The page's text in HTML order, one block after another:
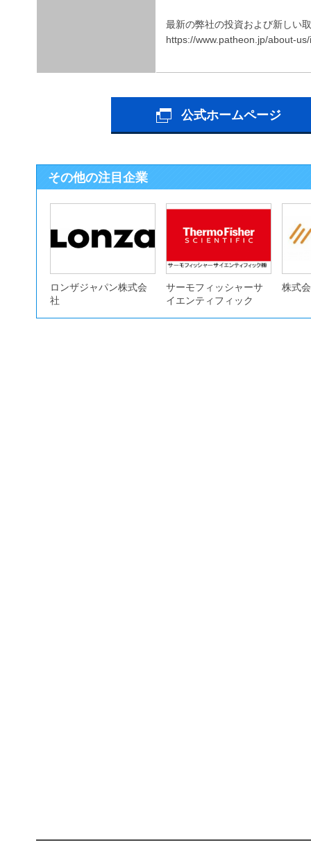
最新の弊社の投資および新しい
https://www.patheon.jp/about-
公式ホームページ
その他の注目企業
ロンザジャパン株式会
社
サーモフィッシャーサ
イエンティフィック
株式